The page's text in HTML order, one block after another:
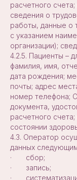
расчетного
сведения о
работы, данные о
с указанием
организации);
4.2.5. Пациенты –
фамилия, имя,
дата рождения;
почты; адрес
номер телефона;
документа,
расчетного
состоянии
4.3. Оператор
данных
· сбор;
· запись;
·